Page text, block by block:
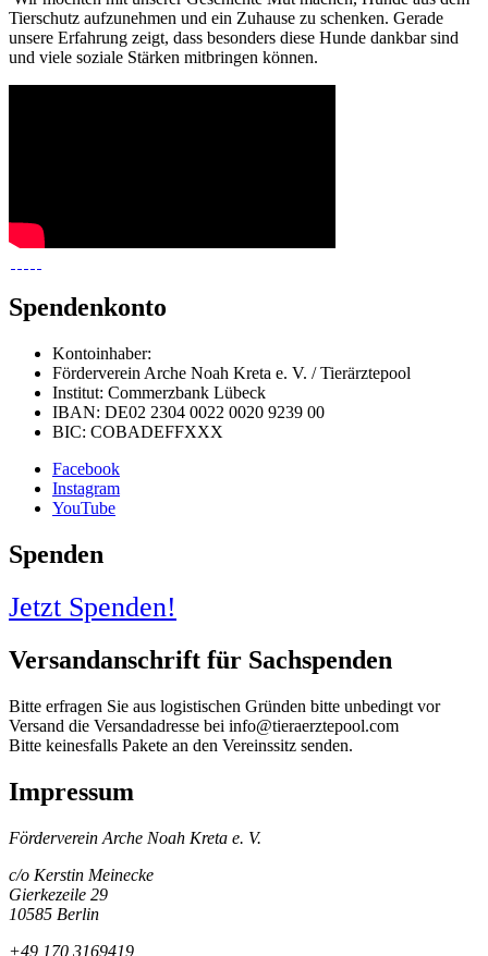
Tierschutz aufzunehmen und ein Zuhause zu schenken. Gerade
unsere Erfahrung zeigt, dass besonders diese Hunde dankbar sind
und viele soziale Stärken mitbringen können.
Spendenkonto
Kontoinhaber:
Förderverein Arche Noah Kreta e. V. / Tierärztepool
Institut: Commerzbank Lübeck
IBAN: DE02 2304 0022 0020 9239 00
BIC: COBADEFFXXX
Facebook
Instagram
YouTube
Spenden
Jetzt Spenden!
Versandanschrift für Sachspenden
Bitte erfragen Sie aus logistischen Gründen bitte unbedingt vor
Versand die Versandadresse bei info@tieraerztepool.com
Bitte keinesfalls Pakete an den Vereinssitz senden.
Impressum
Förderverein Arche Noah Kreta e. V.
c/o Kerstin Meinecke
Gierkezeile 29
10585 Berlin
+49 170 3169419